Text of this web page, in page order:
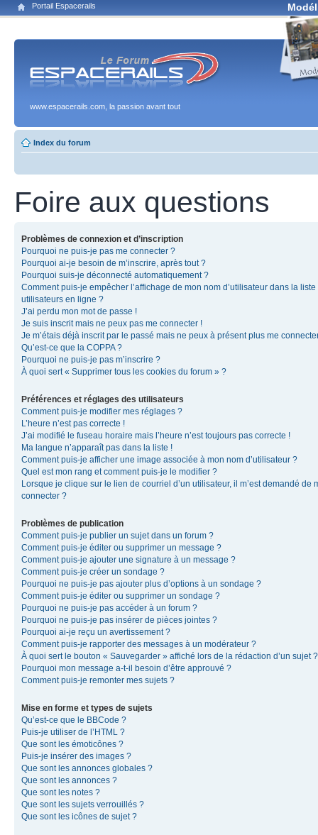
Portail Espacerails
www.espacerails.com, la passion avant tout
Index du forum
Foire aux questions
Problèmes de connexion et d’inscription
Pourquoi ne puis-je pas me connecter ?
Pourquoi ai-je besoin de m’inscrire, après tout ?
Pourquoi suis-je déconnecté automatiquement ?
Comment puis-je empêcher l’affichage de mon nom d’utilisateur dans la liste
utilisateurs en ligne ?
J’ai perdu mon mot de passe !
Je suis inscrit mais ne peux pas me connecter !
Je m’étais déjà inscrit par le passé mais ne peux à présent plus me
Qu’est-ce que la COPPA ?
Pourquoi ne puis-je pas m’inscrire ?
À quoi sert « Supprimer tous les cookies du forum » ?
Préférences et réglages des utilisateurs
Comment puis-je modifier mes réglages ?
L’heure n’est pas correcte !
J’ai modifié le fuseau horaire mais l’heure n’est toujours pas correcte !
Ma langue n’apparaît pas dans la liste !
Comment puis-je afficher une image associée à mon nom d’utilisateur ?
Quel est mon rang et comment puis-je le modifier ?
Lorsque je clique sur le lien de courriel d’un utilisateur, il m’est demandé de
connecter ?
Problèmes de publication
Comment puis-je publier un sujet dans un forum ?
Comment puis-je éditer ou supprimer un message ?
Comment puis-je ajouter une signature à un message ?
Comment puis-je créer un sondage ?
Pourquoi ne puis-je pas ajouter plus d’options à un sondage ?
Comment puis-je éditer ou supprimer un sondage ?
Pourquoi ne puis-je pas accéder à un forum ?
Pourquoi ne puis-je pas insérer de pièces jointes ?
Pourquoi ai-je reçu un avertissement ?
Comment puis-je rapporter des messages à un modérateur ?
À quoi sert le bouton « Sauvegarder » affiché lors de la rédaction d’un sujet ?
Pourquoi mon message a-t-il besoin d’être approuvé ?
Comment puis-je remonter mes sujets ?
Mise en forme et types de sujets
Qu’est-ce que le BBCode ?
Puis-je utiliser de l’HTML ?
Que sont les émoticônes ?
Puis-je insérer des images ?
Que sont les annonces globales ?
Que sont les annonces ?
Que sont les notes ?
Que sont les sujets verrouillés ?
Que sont les icônes de sujet ?